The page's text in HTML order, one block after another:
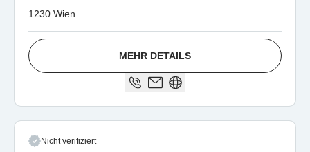
1230 Wien
MEHR DETAILS
Nicht verifiziert